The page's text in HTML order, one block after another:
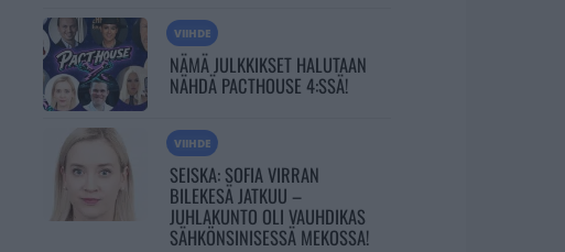
VIIHDE
NÄMÄ JULKKIKSET HALUTAAN
NÄHDÄ PACTHOUSE 4:SSÄ!
VIIHDE
SEISKA: SOFIA VIRRAN
BILEKESÄ JATKUU –
JUHLAKUNTO OLI VAUHDIKAS
SÄHKÖNSINISESSÄ MEKOSSA!